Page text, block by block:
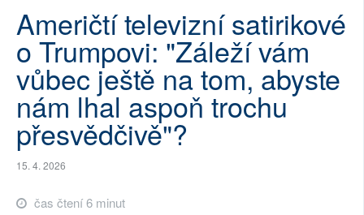
Američtí televizní satirikové
o Trumpovi: "Záleží vám
vůbec ještě na tom, abyste
nám lhal aspoň trochu
přesvědčivě"?
15. 4. 2026
čas čtení 6 minut